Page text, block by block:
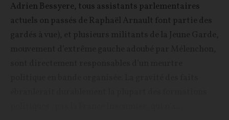
Adrien Bessyere, tous assistants parlementaires
actuels on passés de Raphaël Arnault font partie des